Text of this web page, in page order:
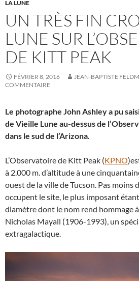
LA LUNE
UN TRÈS FIN
LUNE SUR
DE KITT PEAK
FÉVRIER 8, 2016 JEAN-BAPTISTE
COMMENTAIRE
Le photographe John Ashley a pu
de Vieille Lune au-dessus de
dans le sud de l’Arizona.
L’Observatoire de Kitt Peak (KPNO
à 2.000 m. d’altitude à une
ouest de la ville de Tucson. Pas moins
occupent le site, le plus imposant
diamètre dont le nom rend hommage
Nicholas Mayall (1906-1993), un
extragalactique.